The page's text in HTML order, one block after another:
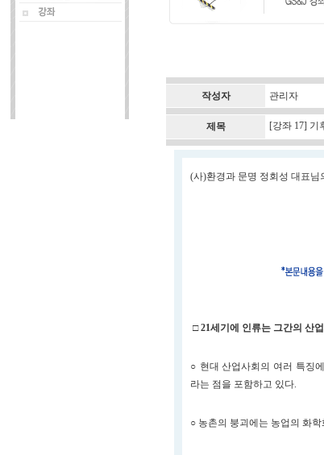
작성자 관리자
제목 [강좌 17] 기
(사)환경과 문명 정회성 대표님
□ 21세기에 인류는 그간의 산
○ 현대 산업사회의 여러 특징
라는 점을 포함하고 있다.
○ 농촌의 붕괴에는 농업의 화